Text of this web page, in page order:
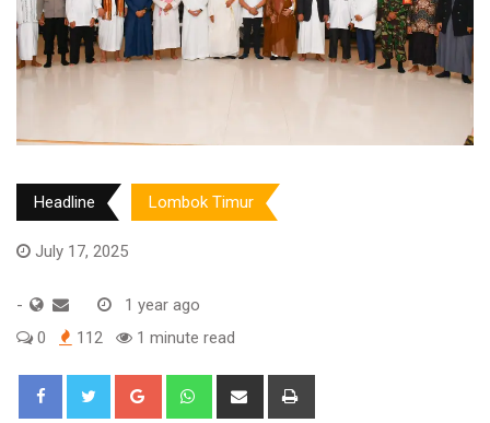
Headline Lombok Timur
July 17, 2025
-
1 year ago
0
112 1 minute read
Google+ WhatsappShare